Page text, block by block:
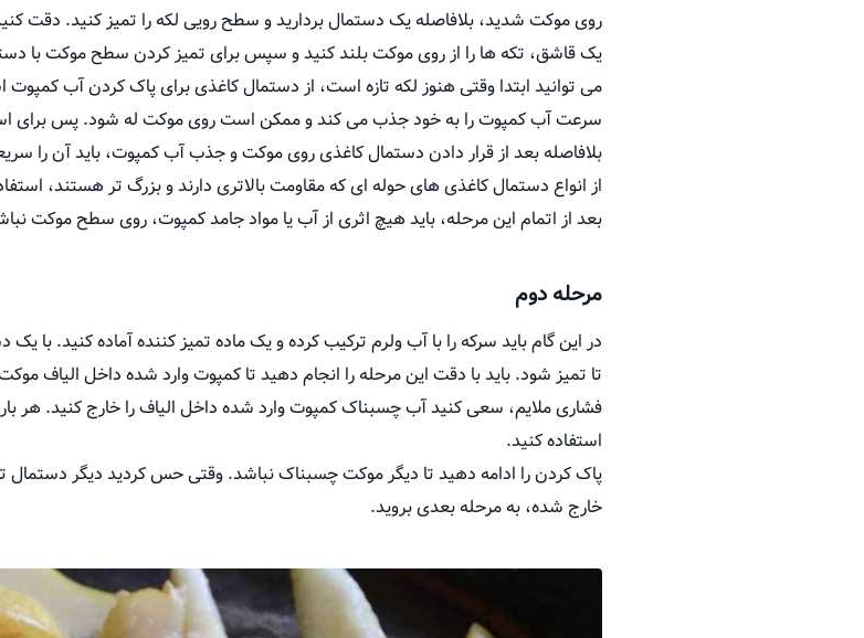
روی موکت شدید، بلافاصله یک دستمال بردارید و سطح رویی لکه را تمیز کنید. دقت
یک قاشق، تکه ها را از روی موکت بلند کنید و سپس برای تمیز کردن سطح موکت با
می توانید ابتدا وقتی هنوز لکه تازه است، از دستمال کاغذی برای پاک کردن آب کمپوت
سرعت آب کمپوت را به خود جذب می کند و ممکن است روی موکت له شود. پس برای
بلافاصله بعد از قرار دادن دستمال کاغذی روی موکت و جذب آب کمپوت، باید آن را
از انواع دستمال کاغذی های حوله ای که مقاومت بالاتری دارند و بزرگ تر هستند،
بعد از اتمام این مرحله، باید هیچ اثری از آب یا مواد جامد کمپوت، روی سطح موکت
مرحله دوم
در این گام باید سرکه را با آب ولرم ترکیب کرده و یک ماده تمیز کننده آماده کنید. با
تا تمیز شود. باید با دقت این مرحله را انجام دهید تا کمپوت وارد شده داخل الیاف
فشاری ملایم، سعی کنید آب چسبناک کمپوت وارد شده داخل الیاف را خارج کنید. هر
استفاده کنید.
پاک کردن را ادامه دهید تا دیگر موکت چسبناک نباشد. وقتی حس کردید دیگر
خارج شده، به مرحله بعدی بروید.